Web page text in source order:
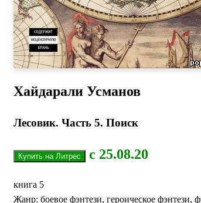
Хайдарали Усманов
Лесовик. Часть 5. Поиск
с 25.08.20
книга 5
Жанр: боевое фэнтези, героическое фэнтези,